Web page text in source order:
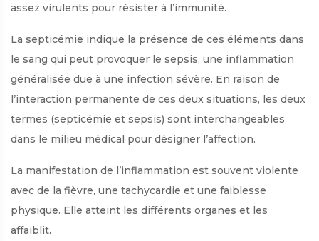
assez virulents pour résister à l’immunité.
La septicémie indique la présence de ces éléments dans
le sang qui peut provoquer le sepsis, une inflammation
généralisée due à une infection sévère. En raison de
l’interaction permanente de ces deux situations, les deux
termes (septicémie et sepsis) sont interchangeables
dans le milieu médical pour désigner l’affection.
La manifestation de l’inflammation est souvent violente
avec de la fièvre, une tachycardie et une faiblesse
physique. Elle atteint les différents organes et les
affaiblit.